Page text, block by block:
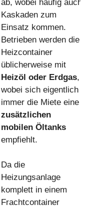
ab, wobei häufig auch
Kaskaden zum
Einsatz kommen.
Betrieben werden die
Heizcontainer
üblicherweise mit
Heizöl oder Erdgas,
wobei sich eigentlich
immer die Miete eine
zusätzlichen
mobilen Öltanks
empfiehlt.
Da die
Heizungsanlage
komplett in einem
Frachtcontainer